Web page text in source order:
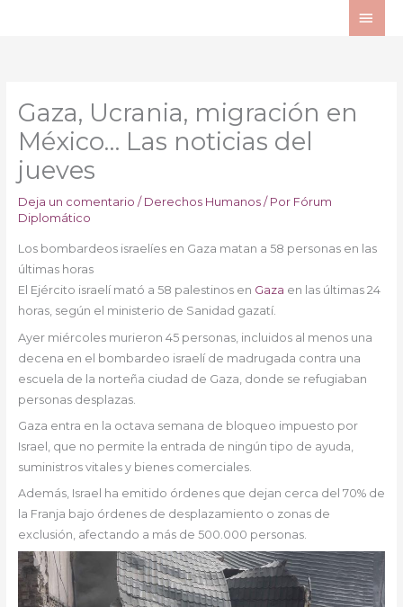
Gaza, Ucrania, migración en
México… Las noticias del
jueves
Deja un comentario / Derechos Humanos/ Por Fórum
Diplomático
Los bombardeos israelíes en Gaza matan a 58 personas en las
últimas horas
El Ejército israelí mató a 58 palestinos en Gaza en las últimas 24
horas, según el ministerio de Sanidad gazatí.
Ayer miércoles murieron 45 personas, incluidos al menos una
decena en el bombardeo israelí de madrugada contra una
escuela de la norteña ciudad de Gaza, donde se refugiaban
personas desplazas.
Gaza entra en la octava semana de bloqueo impuesto por
Israel, que no permite la entrada de ningún tipo de ayuda,
suministros vitales y bienes comerciales.
Además, Israel ha emitido órdenes que dejan cerca del 70% de
la Franja bajo órdenes de desplazamiento o zonas de
exclusión, afectando a más de 500.000 personas.